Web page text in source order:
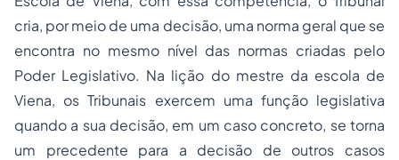
cria, por meio de uma decisão, uma norma geral que se
encontra no mesmo nível das normas criadas pelo
Poder Legislativo. Na lição do mestre da escola de
Viena, os Tribunais exercem uma função legislativa
quando a sua decisão, em um caso concreto, se torna
um precedente para a decisão de outros casos